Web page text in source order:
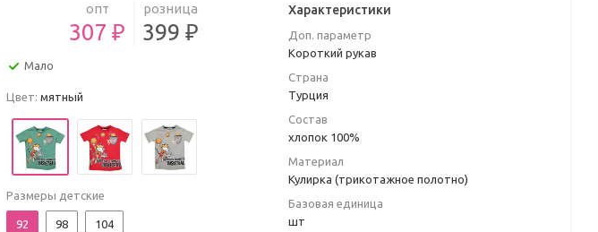
опт
307 ₽
розница
399 ₽
Мало
Цвет: мятный
Размеры детские
92 98 104
Характеристики
Доп. параметр
Короткий рукав
Страна
Турция
Состав
хлопок 100%
Материал
Кулирка (трикотажное полотно)
Базовая единица
шт